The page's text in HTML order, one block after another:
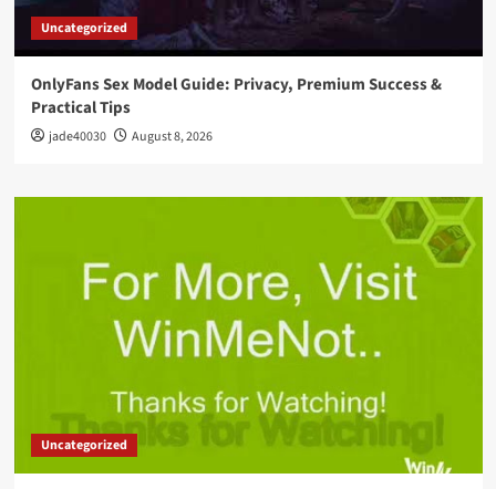
Uncategorized
OnlyFans Sex Model Guide: Privacy, Premium Success &
Practical Tips
jade40030 August 8, 2026
Uncategorized